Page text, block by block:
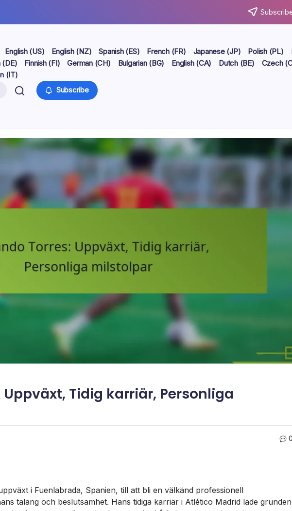
English (US) English (NZ) Spanish (ES) French (FR) Japanese (JP) Polish (PL)
(DE) Finnish (FI) German (CH) Bulgarian (BG) English (CA) Dutch (BE) Czech
(IT)
Subscribe
Uppväxt, Tidig karriär, Personliga
0
i Fuenlabrada, Spanien, till att bli en välkänd professionell
talang och beslutsamhet. Hans tidiga karriär i Atlético Madrid lade grunden